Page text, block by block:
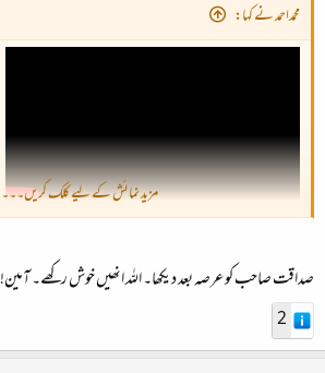
محمداحمد نے کہا:
مزید نمائش کے لیے کلک کریں۔۔۔
صداقت صاحب کو عرصہ بعد دیکھا۔ اللہ انھیں خوش رکھے۔ آمین!
2